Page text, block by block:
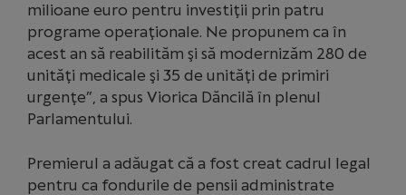
milioane euro pentru investiţii prin patru
programe operaţionale. Ne propunem ca în
acest an să reabilităm şi să modernizăm 280 de
unităţi medicale şi 35 de unităţi de primiri
urgenţe”, a spus Viorica Dăncilă în plenul
Parlamentului.
Premierul a adăugat că a fost creat cadrul legal
pentru ca fondurile de pensii administrate